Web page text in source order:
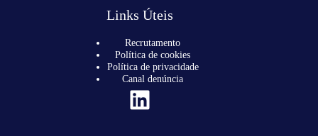
Links Úteis
Recrutamento
Política de cookies
Política de privacidade
Canal denúncia
LinkedIn